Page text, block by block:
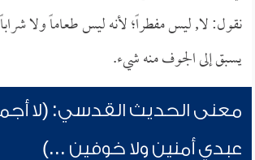
نقول: لا, ليس مفطراً؛ لأنه ليس طعاماً ولا
يسبق إلى الجوف منه شيء.
معنى الحديث القدسي: (لا
عبدي أمنين ولا خوفين ...)